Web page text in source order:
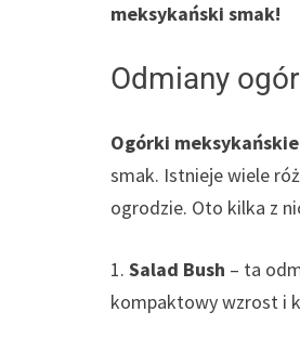
meksykański smak!
Odmiany
Ogórki meksykańskie
smak. Istnieje wiele
ogrodzie. Oto kilka z
1. Salad Bush – ta
kompaktowy wzrost i